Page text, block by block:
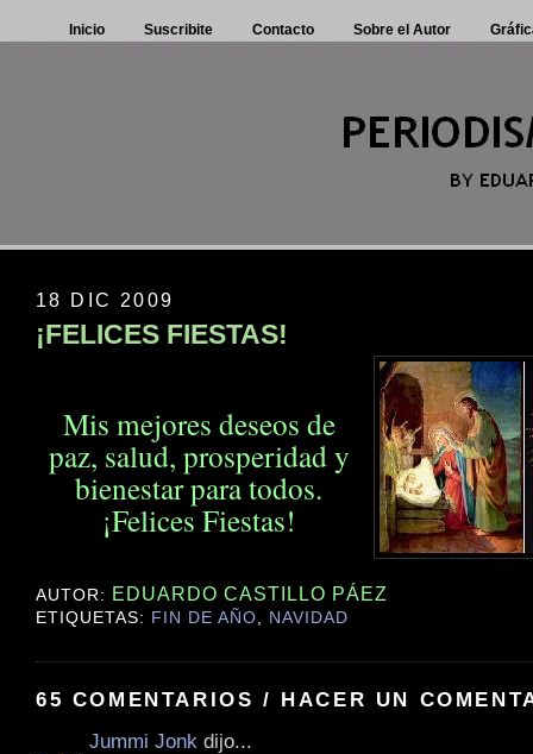
Inicio Suscribite Contacto Sobre el Autor
18 DIC 2009
¡FELICES FIESTAS!
Mis mejores deseos de
paz, salud, prosperidady
bienestar para todos.
¡Felices Fiestas!
AUTOR: EDUARDO CASTILLO PÁEZ
ETIQUETAS: FIN DE AÑO, NAVIDAD
65 COMENTARIOS / HACER UN
Jummi Jonk dijo...